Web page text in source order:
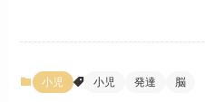
小児 小児 発達 脳